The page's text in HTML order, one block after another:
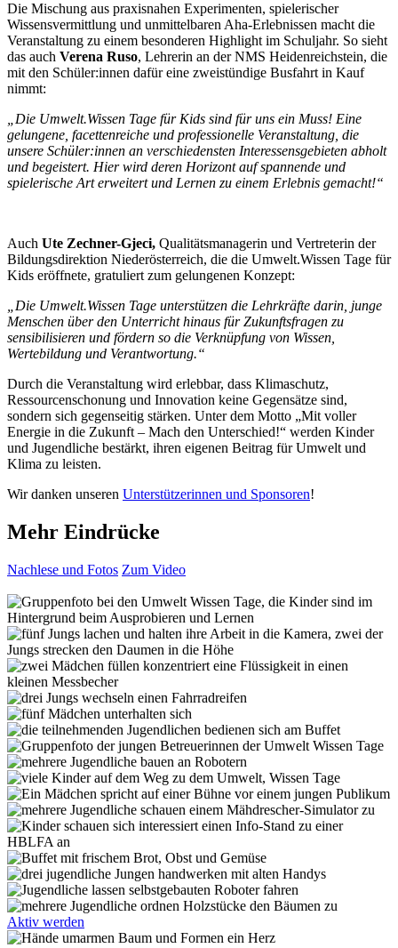
Die Mischung aus praxisnahen Experimenten, spielerischer
Wissensvermittlung und unmittelbaren Aha-Erlebnissen macht die
Veranstaltung zu einem besonderen Highlight im Schuljahr. So sieht
das auch Verena Ruso, Lehrerin an der NMS Heidenreichstein, die
mit den Schüler:innen dafür eine zweistündige Busfahrt in Kauf
nimmt:
„Die Umwelt.Wissen Tage für Kids sind für uns ein Muss! Eine
gelungene, facettenreiche und professionelle Veranstaltung, die
unsere Schüler:innen an verschiedensten Interessensgebieten abholt
und begeistert. Hier wird deren Horizont auf spannende und
spielerische Art erweitert und Lernen zu einem Erlebnis gemacht!“
Auch Ute Zechner-Gjeci, Qualitätsmanagerin und Vertreterin der
Bildungsdirektion Niederösterreich, die die Umwelt.Wissen Tage für
Kids eröffnete, gratuliert zum gelungenen Konzept:
„Die Umwelt.Wissen Tage unterstützen die Lehrkräfte darin, junge
Menschen über den Unterricht hinaus für Zukunftsfragen zu
sensibilisieren und fördern so die Verknüpfung von Wissen,
Wertebildung und Verantwortung.“
Durch die Veranstaltung wird erlebbar, dass Klimaschutz,
Ressourcenschonung und Innovation keine Gegensätze sind,
sondern sich gegenseitig stärken. Unter dem Motto „Mit voller
Energie in die Zukunft – Mach den Unterschied!“ werden Kinder
und Jugendliche bestärkt, ihren eigenen Beitrag für Umwelt und
Klima zu leisten.
Wir danken unseren Unterstützerinnen und Sponsoren!
Mehr Eindrücke
Nachlese und Fotos Zum Video
Aktiv werden